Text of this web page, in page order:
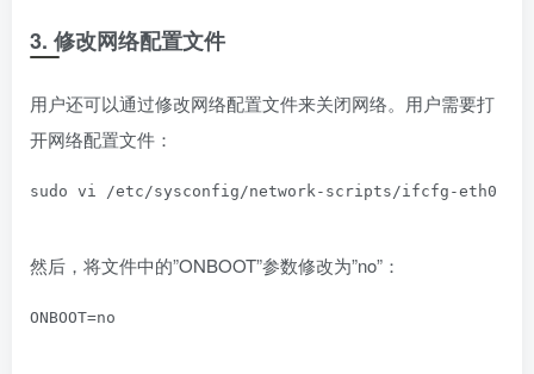
3. 修改网络配置文件
用户还可以通过修改网络配置文件来关闭网络。用户需要打
开网络配置文件：
sudo vi /etc/sysconfig/network-scripts/ifcfg-eth0
然后，将文件中的”ONBOOT”参数修改为”no”：
ONBOOT=no